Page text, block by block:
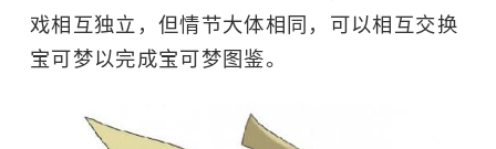
戏相互独立，但情节大体相同，可以相互交换
宝可梦以完成宝可梦图鉴。